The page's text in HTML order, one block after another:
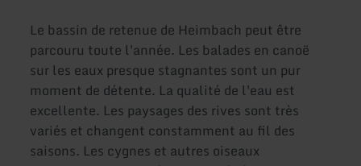
Le bassin de retenue de Heimbach peut être
parcouru toute l'année. Les balades en canoë
sur les eaux presque stagnantes sont un pur
moment de détente. La qualité de l'eau est
excellente. Les paysages des rives sont très
variés et changent constamment au fil des
saisons. Les cygnes et autres oiseaux